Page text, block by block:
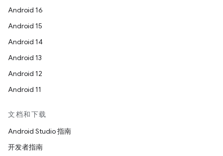
Android 16
Android 15
Android 14
Android 13
Android 12
Android 11
文档和下载
Android Studio 指南
开发者指南